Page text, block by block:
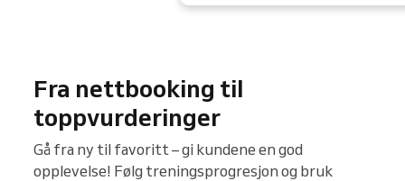
Fra nettbooking til
toppvurderinger
Gå fra ny til favoritt – gi kundene en god
opplevelse! Følg treningsprogresjon og bruk